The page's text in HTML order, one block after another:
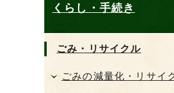
くらし・手続き
ごみ・リサイクル
ごみの減量化・リサイ